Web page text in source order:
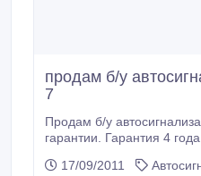
продам б/у
7
Продам б/у
гарантии. Гарантия 4
17/09/2011